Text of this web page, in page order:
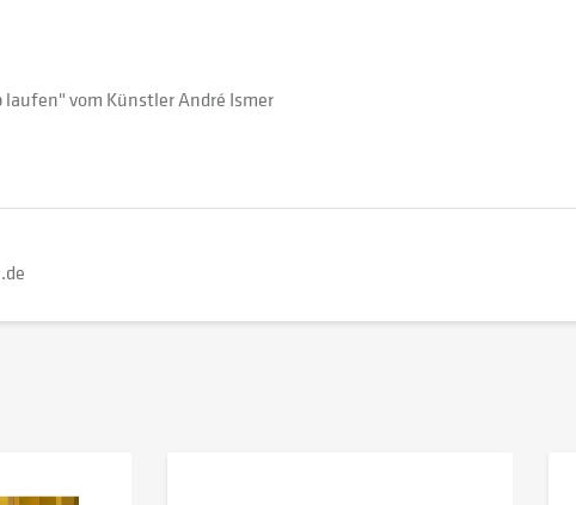
vom Künstler André Ismer